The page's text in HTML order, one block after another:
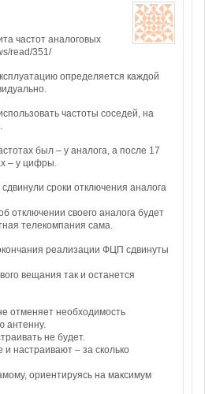
частот аналоговых
read/351/
определяется каждой
частоты соседей, на
был – у аналога, а после 17
– у цифры.
сроки отключения аналога
отключении своего аналога будет
телекомпания сама.
реализации ФЦП сдвинуты
вещания так и останется
отменяет необходимость
антенну.
не будет.
и настраивают – за сколько
ориентируясь на максимум